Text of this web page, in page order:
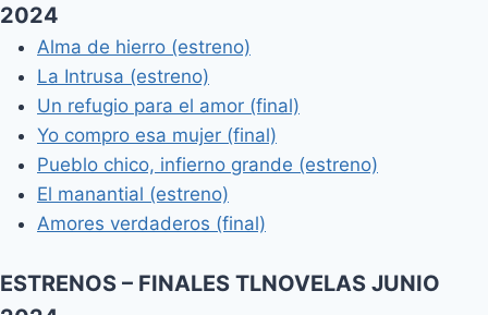
2024
Alma de hierro (estreno)
La Intrusa (estreno)
Un refugio para el amor (final)
Yo compro esa mujer (final)
Pueblo chico, infierno grande (estreno)
El manantial (estreno)
Amores verdaderos (final)
ESTRENOS – FINALES TLNOVELAS JUNIO